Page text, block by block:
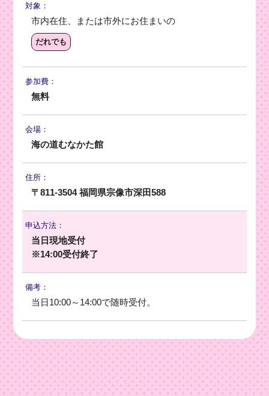
対象：
市内在住、または市外にお住まいの
だれでも
参加費：
無料
会場：
海の道むなかた館
住所：
〒811-3504 福岡県宗像市深田588
申込方法：
当日現地受付
※14:00受付終了
備考：
当日10:00～14:00で随時受付。